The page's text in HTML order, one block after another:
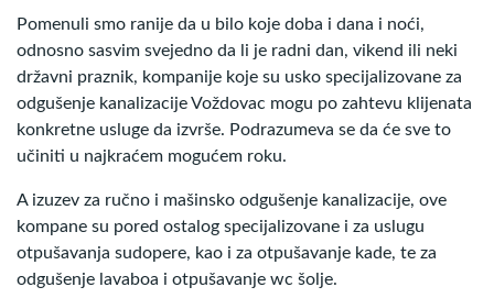
Pomenuli smo ranije da u bilo koje doba i dana i noći,
odnosno sasvim svejedno da li je radni dan, vikend ili neki
državni praznik, kompanije koje su usko specijalizovane za
odgušenje kanalizacije Voždovac mogu po zahtevu klijenata
konkretne usluge da izvrše. Podrazumeva se da će sve to
učiniti u najkraćem mogućem roku.
A izuzev za ručno i mašinsko odgušenje kanalizacije, ove
kompane su pored ostalog specijalizovane i za uslugu
otpušavanja sudopere, kao i za otpušavanje kade, te za
odgušenje lavaboa i otpušavanje wc šolje.